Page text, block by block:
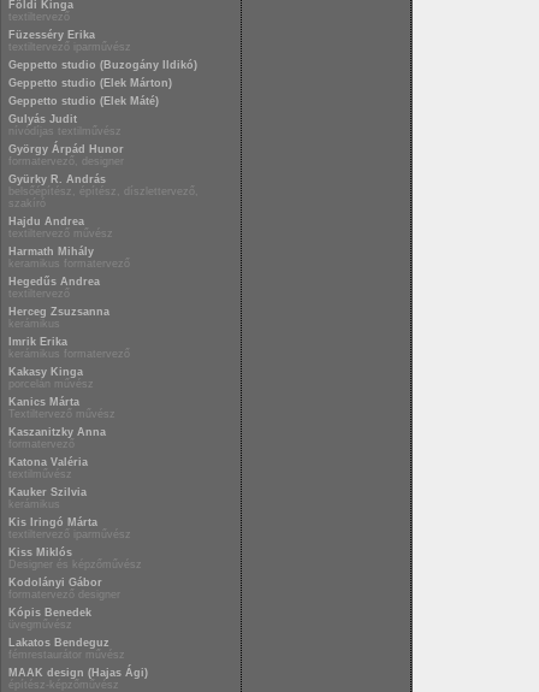
Földi Kinga
textiltervező
Füzesséry Erika
textiltervező iparművész
Geppetto studio (Buzogány Ildikó)
Geppetto studio (Elek Márton)
Geppetto studio (Elek Máté)
Gulyás Judit
nívódíjas textilművész
György Árpád Hunor
formatervező, designer
Gyürky R. András
belsőépítész, építész, díszlettervező,
szakíró
Hajdu Andrea
textiltervező művész
Harmath Mihály
keramikus formatervező
Hegedűs Andrea
textiltervező
Herceg Zsuzsanna
kerámikus
Imrik Erika
kerámikus formatervező
Kakasy Kinga
porcelán művész
Kanics Márta
Textiltervező művész
Kaszanitzky Anna
formatervező
Katona Valéria
textilművész
Kauker Szilvia
kerámikus
Kis Iringó Márta
textiltervező iparművész
Kiss Miklós
Designer és képzőművész
Kodolányi Gábor
formatervező designer
Kópis Benedek
üvegművész
Lakatos Bendeguz
fémrestaurátor művész
MAAK design (Hajas Ági)
építész-képzőművész